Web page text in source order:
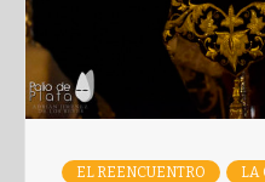
EL REENCUENTRO LA